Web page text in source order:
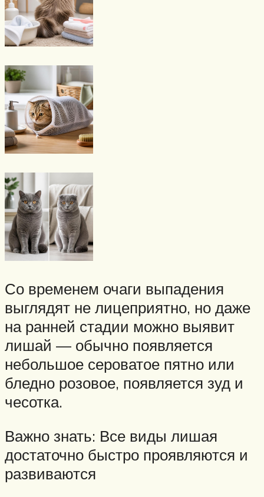
Со временем очаги выпадения
выглядят не лицеприятно, но даже
на ранней стадии можно выявит
лишай — обычно появляется
небольшое сероватое пятно или
бледно розовое, появляется зуд и
чесотка.
Важно знать: Все виды лишая
достаточно быстро проявляются и
развиваются